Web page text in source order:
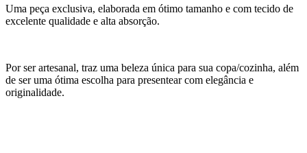
Uma peça exclusiva, elaborada em ótimo tamanho e com tecido de
excelente qualidade e alta absorção.
Por ser artesanal, traz uma beleza única para sua copa/cozinha, além
de ser uma ótima escolha para presentear com elegância e
originalidade.